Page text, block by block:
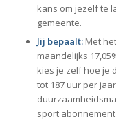
kans om jezelf te
gemeente.
Jij bepaalt: Met
maandelijks
kies je zelf hoe je
tot 187 uur per
sport